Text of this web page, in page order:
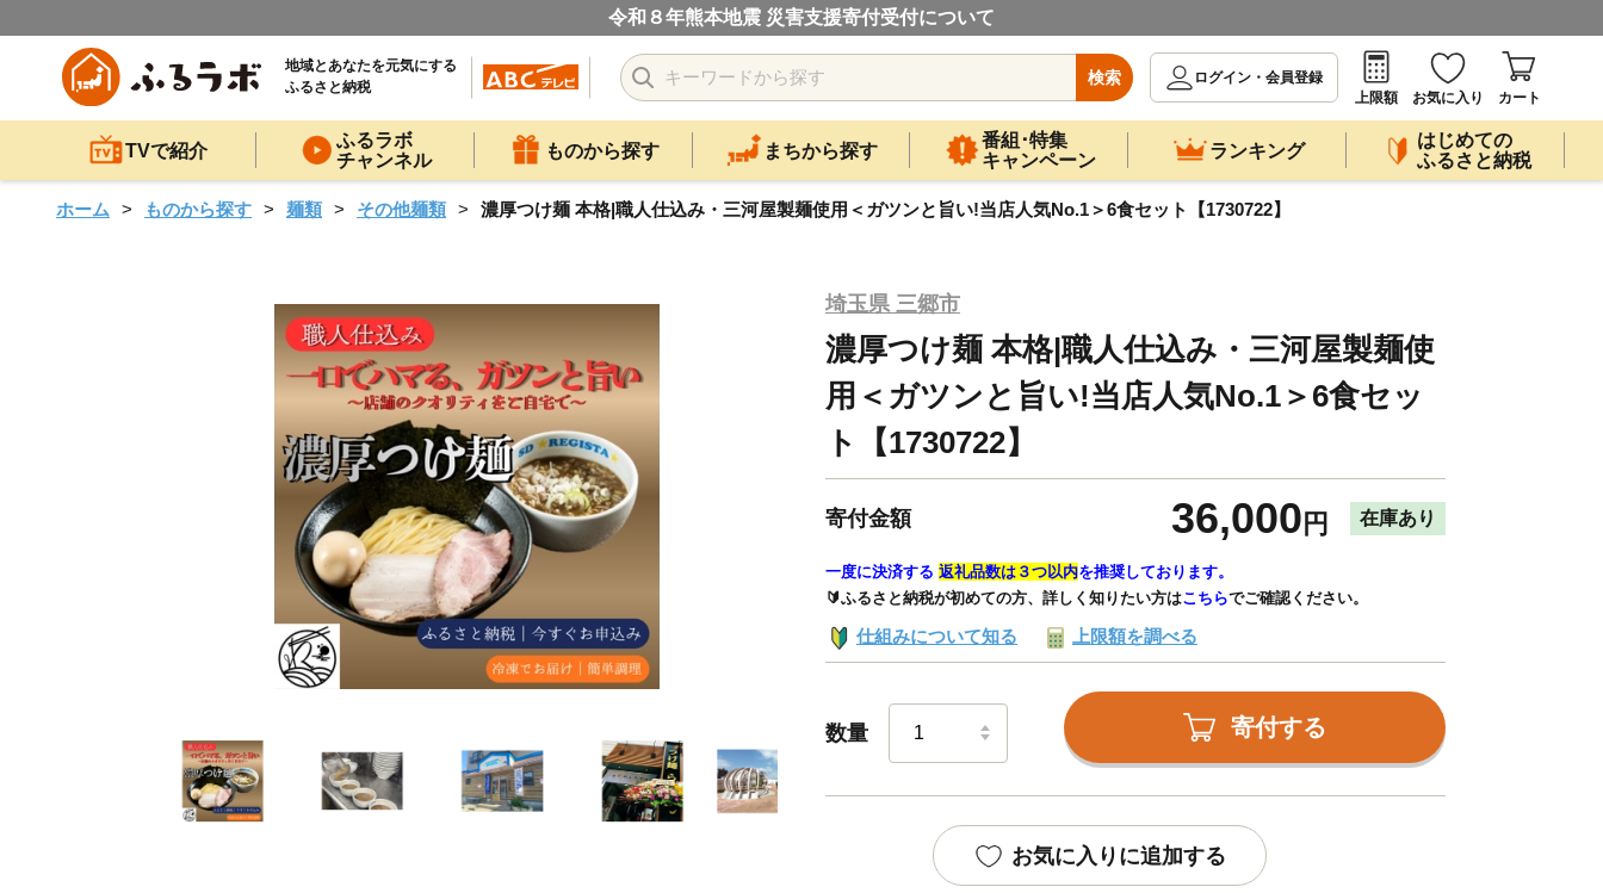
令和８年熊本地震 災害支援寄付受付について
地域とあなたを元気にする
ふるさと納税
検索
ログイン・会員登録
上限額
お気に入り カート
TVで紹介
ふるラボ
チャンネル
ものから探す まちから探す
番組･特集
キャンペーン
ランキング
はじめての
ふるさと納税
ホーム ものから探す 麺類 その他麺類 濃厚つけ麺 本格|職人仕込み・三河屋製麺使用＜ガツンと旨い!当店人気No.1＞6食セット【1730722】
埼玉県 三郷市
濃厚つけ麺 本格|職人仕込み・三河屋製麺使
用＜ガツンと旨い!当店人気No.1＞6食セッ
ト【1730722】
寄付金額 36,000 円 在庫あり
一度に決済する 返礼品数は３つ以内を推奨しております。
🔰ふるさと納税が初めての方、詳しく知りたい方はこちらでご確認ください。
仕組みについて知る 上限額を調べる
数量 寄付する
お気に入りに追加する